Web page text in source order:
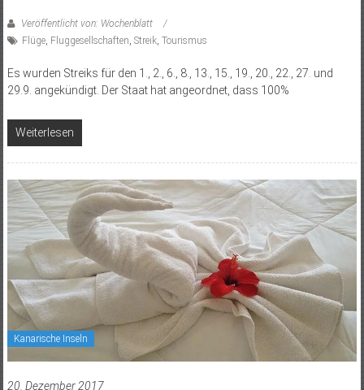
Veröffentlicht von: Wochenblatt
Flüge, Fluggesellschaften, Streik, Tourismus
Es wurden Streiks für den 1., 2., 6., 8., 13., 15., 19., 20., 22., 27. und
29.9. angekündigt. Der Staat hat angeordnet, dass 100%
Weiterlesen
Kanarische Inseln
20. Dezember 2017